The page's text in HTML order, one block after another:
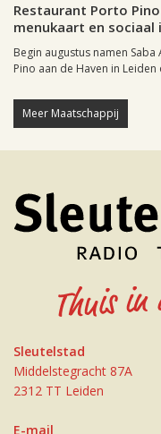
Restaurant Porto
menukaart en
Begin augustus namen
Pino aan de Haven in Leiden
Meer Maatschappij
Sleutelstad
Middelstegracht 87A
2312 TT Leiden
E-mail